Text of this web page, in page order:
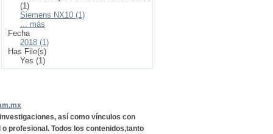
(1)
Siemens NX10 (1)
... más
Fecha
2018 (1)
Has File(s)
Yes (1)
así como vínculos con
profesional. Todos los contenidos,tanto